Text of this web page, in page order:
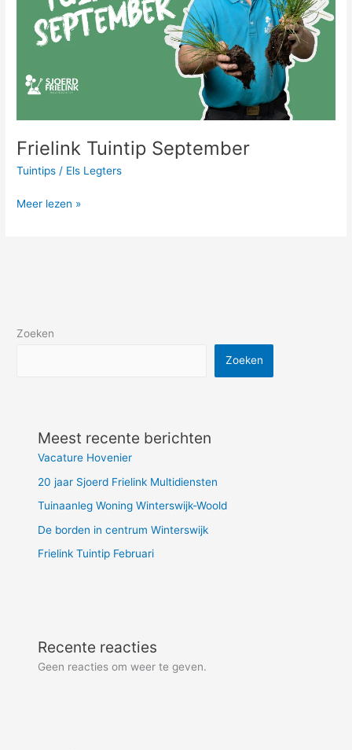
Frielink Tuintip September
Tuintips / Els Legters
Meer lezen »
Zoeken
Zoeken
Meest recente berichten
Vacature Hovenier
20 jaar Sjoerd Frielink Multidiensten
Tuinaanleg Woning Winterswijk-Woold
De borden in centrum Winterswijk
Frielink Tuintip Februari
Recente reacties
Geen reacties om weer te geven.